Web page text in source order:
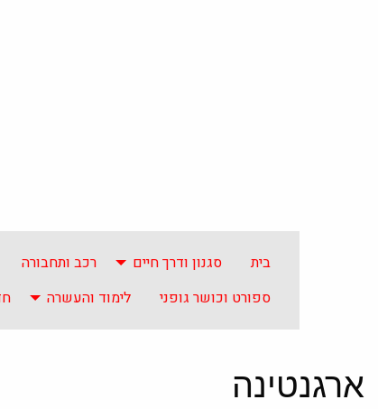
בית סגנון ודרך חיים רכב ותחבורה
ספורט וכושר גופני
לימוד והעשרה
ארגנטינה